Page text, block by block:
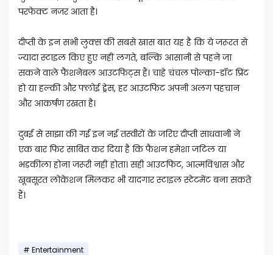
परफेक्ट नजर आता है।
दीप्ती के इन सभी लुक्स की सबसे खास बात यह है कि ये जरूरत से
ज्यादा स्टाइल किए हुए नहीं लगते, बल्कि आसानी से पहने जा
सकने वाले फैशनेबल आउटफिट्स हैं। चाहे चंचल पोल्का-डॉट प्रिंट
हो या हल्की और फ्लोई ड्रेस, हर आउटफिट अपनी अलग पहचान
और आकर्षण रखता है।
दुबई से साझा की गई इन नई तस्वीरों के जरिए दीप्ती साधवानी ने
एक बार फिर साबित कर दिया है कि फैशन हमेशा जटिल या
भड़कीला होना जरूरी नहीं होता। सही आउटफिट, आत्मविश्वास और
खूबसूरत लोकेशन मिलकर भी यादगार स्टाइल स्टेटमेंट बना सकते
हैं।
Entertainment